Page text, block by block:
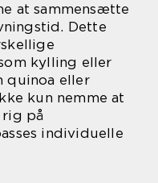
at sammensætte
Dette
kylling eller
quinoa eller
kun nemme at
på
individuelle